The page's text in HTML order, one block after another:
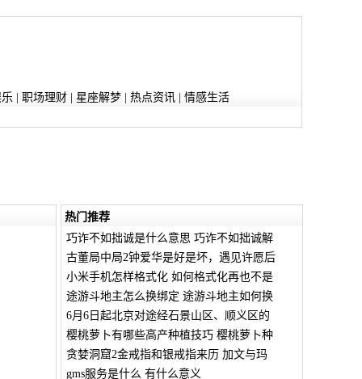
职场理财| 星座解梦| 热点资讯| 情感生活
热门推荐
巧诈不如拙诚是什么意思 巧诈不如拙诚解
古董局中局2钟爱华是好是坏，遇见许愿后
小米手机怎样格式化 如何格式化再也不是
途游斗地主怎么换绑定 途游斗地主如何换
6月6日起北京对途经石景山区、顺义区的
樱桃萝卜有哪些高产种植技巧 樱桃萝卜种
贪婪洞窟2金戒指和银戒指来历 加文与玛
gms服务是什么 有什么意义